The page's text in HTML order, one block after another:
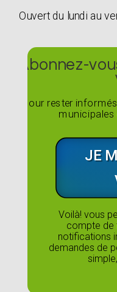
Ouvert du lundi au
Abonnez-
Pour rester
municipales
JE
Voilà! vous
compte de
notifications
demandes de